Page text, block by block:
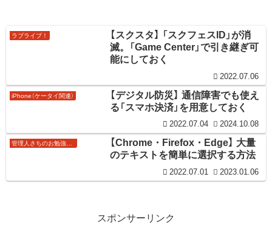
ラブライブ！
【スクスタ】 「スクフェスID」が消
滅。「Game Center」で引き継ぎ可
能にしておく
2022.07.06
iPhone（ケータイ関連）
【デジタル防災】 通信障害でも使え
る「スマホ決済」を用意しておく
2022.07.04 2024.10.08
【Chrome・Firefox・Edge】 大量
のテキストを簡単に選択する方法
2022.07.01 2023.01.06
スポンサーリンク